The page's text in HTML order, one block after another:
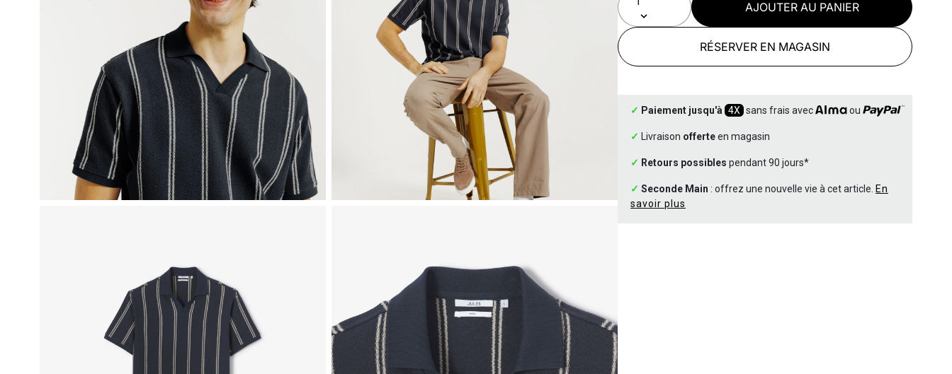
AJOUTER AU PANIER
RÉSERVER EN MAGASIN
✓ Paiement jusqu'à 4X sans frais avec ou
✓ Livraison offerteen magasin
✓ Retours possibles pendant 90 jours*
✓ Seconde Main : offrez une nouvelle vie à cet article. En
savoir plus